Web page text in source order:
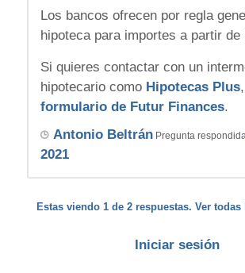
Los bancos ofrecen por regla
hipoteca para importes a partir de
Si quieres contactar con un
hipotecario como Hipotecas Plus
formulario de Futur Finances.
Antonio BeltránPregunta
2021
Estas viendo 1 de 2 respuestas. Ver todas
Iniciar sesión